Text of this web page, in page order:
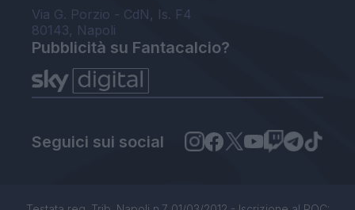
Via G. Porzio - CdN, Is. F4
80143, Napoli
Pubblicità su Fantacalcio?
Seguici sui social